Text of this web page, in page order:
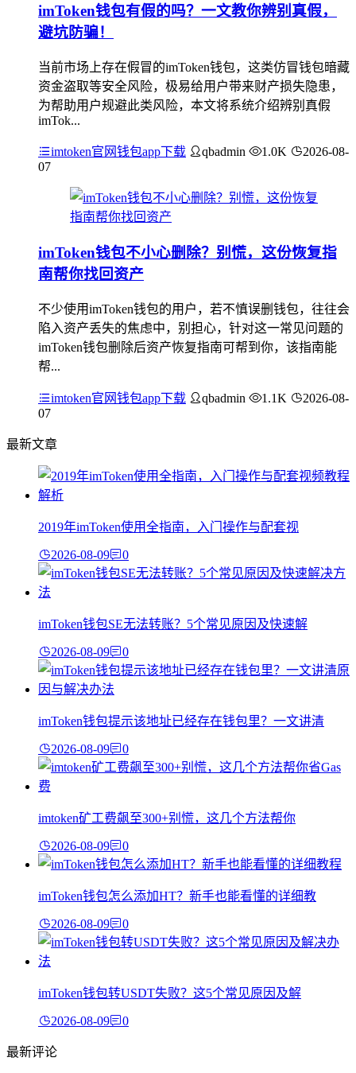
imToken钱包有假的吗？一文教你辨别真假，
避坑防骗！
当前市场上存在假冒的imToken钱包，这类仿冒钱包暗藏
资金盗取等安全风险，极易给用户带来财产损失隐患，
为帮助用户规避此类风险，本文将系统介绍辨别真假
imTok...
imtoken官网钱包app下载 qbadmin 1.0K
2026-08-
07
imToken钱包不小心删除？别慌，这份恢复指
南帮你找回资产
不少使用imToken钱包的用户，若不慎误删钱包，往往会
陷入资产丢失的焦虑中，别担心，针对这一常见问题的
imToken钱包删除后资产恢复指南可帮到你，该指南能
帮...
imtoken官网钱包app下载 qbadmin 1.1K
2026-08-
07
最新文章
2019年imToken使用全指南，入门操作与配套视
2026-08-09 0
imToken钱包SE无法转账？5个常见原因及快速解
2026-08-09 0
imToken钱包提示该地址已经存在钱包里？一文讲清
2026-08-09 0
imtoken矿工费飙至300+别慌，这几个方法帮你
2026-08-09 0
imToken钱包怎么添加HT？新手也能看懂的详细教
2026-08-09 0
imToken钱包转USDT失败？这5个常见原因及解
2026-08-09 0
最新评论